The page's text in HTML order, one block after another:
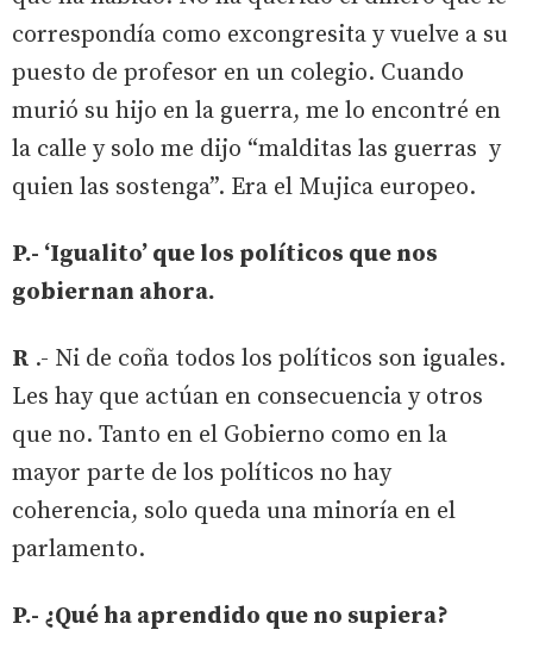
correspondía como excongresita y vuelve a su
puesto de profesor en un colegio. Cuando
murió su hijo en la guerra, me lo encontré en
la calle y solo me dijo “malditas las guerras y
quien las sostenga”. Era el Mujica europeo.
P.- ‘Igualito’ que los políticos que nos
gobiernan ahora.
R .- Ni de coña todos los políticos son iguales.
Les hay que actúan en consecuencia y otros
que no. Tanto en el Gobierno como en la
mayor parte de los políticos no hay
coherencia, solo queda una minoría en el
parlamento.
P.- ¿Qué ha aprendido que no supiera?